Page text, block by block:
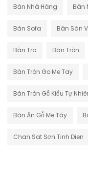
Bàn Nhà Hàng Bàn
Bàn Sofa Bàn Sân
Bàn Tra Bàn Tròn
Bàn Tròn Go Me Tay
Bàn Tròn Gỗ Kiểu Tự
Bàn Ăn Gỗ Me Tây
Chan Sat Sơn Tinh Dien